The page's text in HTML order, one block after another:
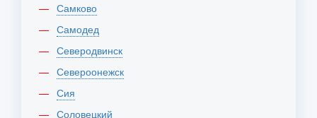
Самково
Самодед
Северодвинск
Североонежск
Сия
Соловецкий